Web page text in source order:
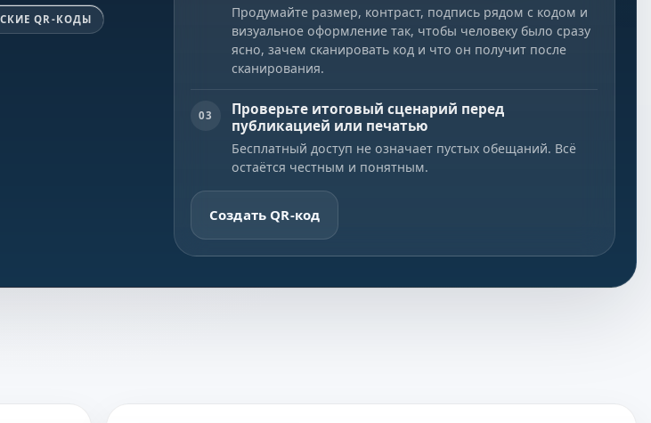
QR-КОДЫ
Продумайте размер, контраст, подпись рядом с кодом и
визуальное оформление так, чтобы человеку было сразу
ясно, зачем сканировать код и что он получит после
сканирования.
03
Проверьте итоговый сценарий перед
публикацией или печатью
Бесплатный доступ не означает пустых обещаний. Всё
остаётся честным и понятным.
Создать QR-код